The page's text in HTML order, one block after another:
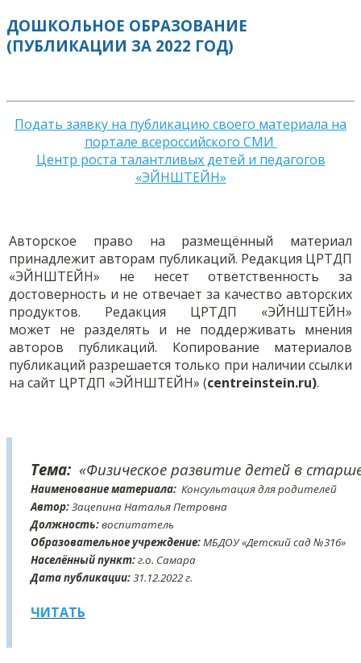
ДОШКОЛЬНОЕ ОБРАЗОВАНИЕ
(ПУБЛИКАЦИИ ЗА 2022 ГОД)
Подать заявку на публикацию своего материала на
портале всероссийского СМИ
Центр роста талантливых детей и педагогов
«ЭЙНШТЕЙН»
Авторское право на размещённый материал
принадлежит авторам публикаций. Редакция ЦРТДП
«ЭЙНШТЕЙН» не несет ответственность за
достоверность и не отвечает за качество авторских
продуктов. Редакция ЦРТДП «ЭЙНШТЕЙН»
может не разделять и не поддерживать мнения
авторов публикаций. Копирование материалов
публикаций разрешается только при наличии ссылки
на сайт ЦРТДП «ЭЙНШТЕЙН» (centreinstein.ru).
Тема: «Физическое развитие детей в
Наименование материала: Консультация для родителей
Автор:Зацепина Наталья Петровна
Должность:воспитатель
Образовательное учреждение:МБДОУ «Детский сад №316»
Населённый пункт:г.о. Самара
Дата публикации:31.12.2022 г.
ЧИТАТЬ